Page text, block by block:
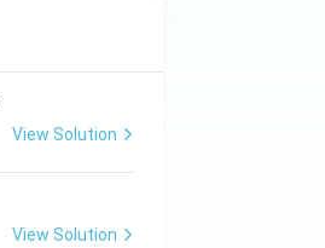
View Solution
View Solution